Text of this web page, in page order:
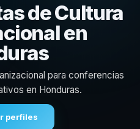
de Cultura
en
para conferencias
en Honduras.
perfiles